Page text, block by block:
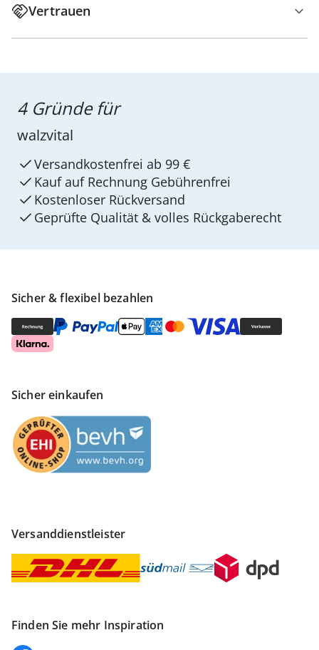
Vertrauen
Sicher & flexibel bezahlen
Sicher einkaufen
Versanddienstleister
Finden Sie mehr Inspiration
4 Gründe für
walzvital
Versandkostenfrei ab 99 €
Kauf auf Rechnung Gebührenfrei
Kostenloser Rückversand
Geprüfte Qualität & volles Rückgaberecht